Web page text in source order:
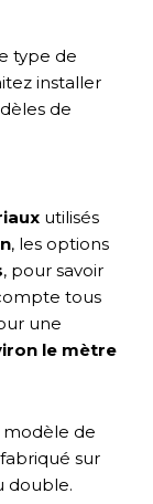
type de
installer
de
utilisés
, les options
, pour savoir
tous
une
le mètre
modèle de
sur
double.